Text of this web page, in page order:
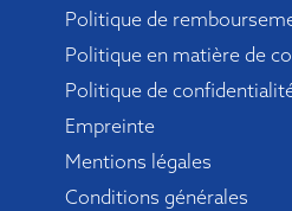
Politique de
Politique en matière de
Politique de
Empreinte
Mentions légales
Conditions générales